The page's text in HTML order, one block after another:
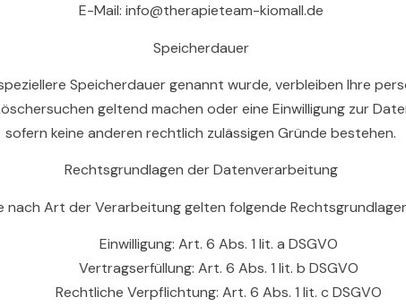
E-Mail: info@therapieteam-kiomall.de
Speicherdauer
Speicherdauer genannt wurde, verbleiben Ihre
geltend machen oder eine Einwilligung zur
sofern keine anderen rechtlich zulässigen Gründe bestehen.
Rechtsgrundlagen der Datenverarbeitung
nach Art der Verarbeitung gelten folgende
Einwilligung: Art. 6 Abs. 1 lit. a DSGVO
Vertragserfüllung: Art. 6 Abs. 1 lit. b DSGVO
Rechtliche Verpflichtung: Art. 6 Abs. 1 lit. c DSGVO